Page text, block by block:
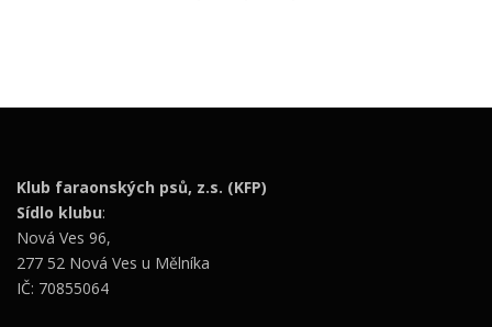
Klub faraonských psů, z.s. (KFP)
Sídlo klubu:
Nová Ves 96,
277 52 Nová Ves u Mělníka
IČ: 70855064